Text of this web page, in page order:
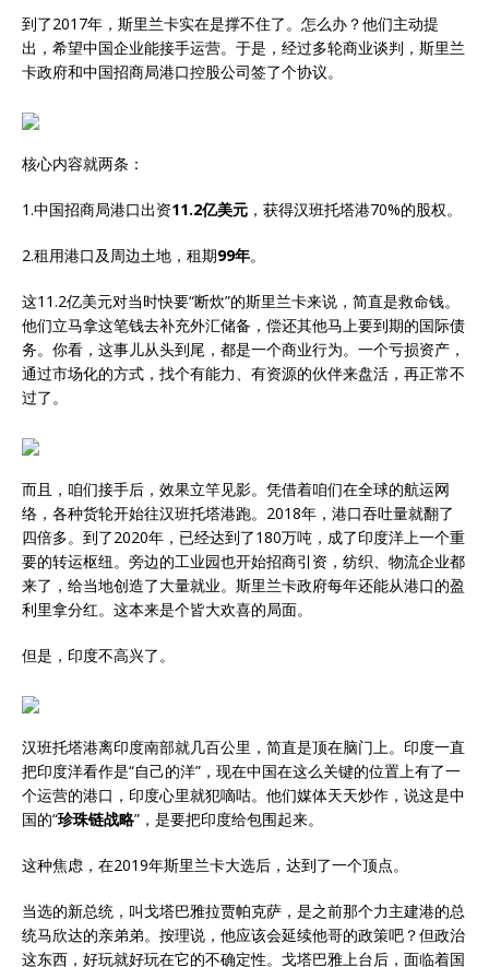
到了2017年，斯里兰卡实在是撑不住了。怎么办？他们主动提
出，希望中国企业能接手运营。于是，经过多轮商业谈判，斯里兰
卡政府和中国招商局港口控股公司签了个协议。
核心内容就两条：
1.中国招商局港口出资11.2亿美元 ，获得汉班托塔港70%的股权。
2.租用港口及周边土地，租期99年。
这11.2亿美元对当时快要“断炊”的斯里兰卡来说，简直是救命钱。
他们立马拿这笔钱去补充外汇储备，偿还其他马上要到期的国际债
务。你看，这事儿从头到尾，都是一个商业行为。一个亏损资产，
通过市场化的方式，找个有能力、有资源的伙伴来盘活，再正常不
过了。
而且，咱们接手后，效果立竿见影。凭借着咱们在全球的航运网
络，各种货轮开始往汉班托塔港跑。2018年，港口吞吐量就翻了
四倍多。到了2020年，已经达到了180万吨，成了印度洋上一个重
要的转运枢纽。旁边的工业园也开始招商引资，纺织、物流企业都
来了，给当地创造了大量就业。斯里兰卡政府每年还能从港口的盈
利里拿分红。这本来是个皆大欢喜的局面。
但是，印度不高兴了。
汉班托塔港离印度南部就几百公里，简直是顶在脑门上。印度一直
把印度洋看作是“自己的洋”，现在中国在这么关键的位置上有了一
个运营的港口，印度心里就犯嘀咕。他们媒体天天炒作，说这是中
国的“珍珠链战略”，是要把印度给包围起来。
这种焦虑，在2019年斯里兰卡大选后，达到了一个顶点。
当选的新总统，叫戈塔巴雅拉贾帕克萨，是之前那个力主建港的总
统马欣达的亲弟弟。按理说，他应该会延续他哥的政策吧？但政治
这东西，好玩就好玩在它的不确定性。戈塔巴雅上台后，面临着国